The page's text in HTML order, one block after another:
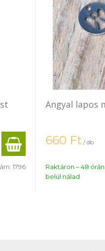
1796
Angyal lapos
660 Ft / db
Raktáron – 48 órán
belül nálad